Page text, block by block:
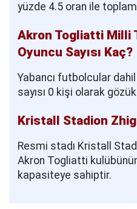
yüzde 4.5 oran ile
Akron Togliatti Milli
Oyuncu Sayısı Kaç?
Yabancı futbolcular
sayısı 0 kişi olarak
Kristall Stadion
Resmi stadı Kristall
Akron Togliatti
kapasiteye sahiptir.